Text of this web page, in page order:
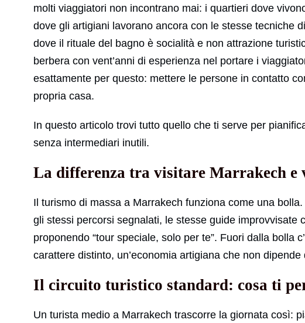
molti viaggiatori non incontrano mai: i quartieri dove
dove gli artigiani lavorano ancora con le stesse tecniche
dove il rituale del bagno è socialità e non attrazione
berbera con vent’anni di esperienza nel portare i
esattamente per questo: mettere le persone in contatto
propria casa.
In questo articolo trovi tutto quello che ti serve per
senza intermediari inutili.
La differenza tra visitare Marrakech e
Il turismo di massa a Marrakech funziona come una
gli stessi percorsi segnalati, le stesse guide improvvisate
proponendo “tour speciale, solo per te”. Fuori dalla bolla
carattere distinto, un’economia artigiana che non
Il circuito turistico standard: cosa ti
Un turista medio a Marrakech trascorre la giornata così: